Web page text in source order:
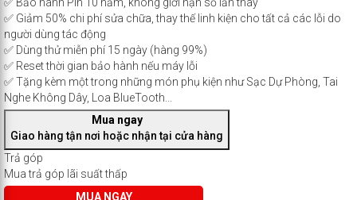
✅ Giảm 50% chi phí sửa chữa, thay thế linh kiện cho tất cả các lỗi do
người dùng tác động
✅ Dùng thử miễn phí 15 ngày (hàng 99%)
✅ Reset thời gian bảo hành nếu máy lỗi
✅ Tặng kèm một trong những món phụ kiện như Sạc Dự Phòng, Tai
Nghe Không Dây, Loa BlueTooth...
Mua ngay
Giao hàng tận nơi hoặc nhận tại cửa hàng
Trả góp
Mua trả góp lãi suất thấp
MUA NGAY